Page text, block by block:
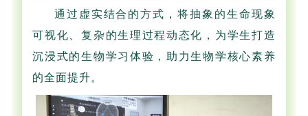
通过虚实结合的方式，将抽象的生命现象
可视化、复杂的生理过程动态化，为学生打造
沉浸式的生物学习体验，助力生物学核心素养
的全面提升。